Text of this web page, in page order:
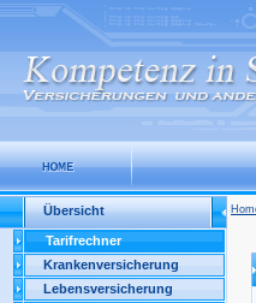
Übersicht
Tarifrechner
Krankenversicherung
Lebensversicherung